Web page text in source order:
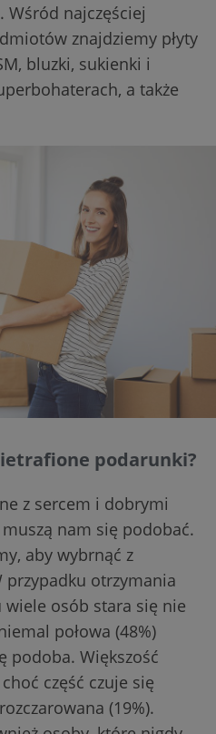
Wśród najczęściej
znajdziemy płyty
bluzki, sukienki i
a także
podarunki?
z sercem i dobrymi
nam się podobać.
aby wybrnąć z
przypadku otrzymania
osób stara się nie
połowa (48%)
podoba. Większość
część czuje się
(19%).